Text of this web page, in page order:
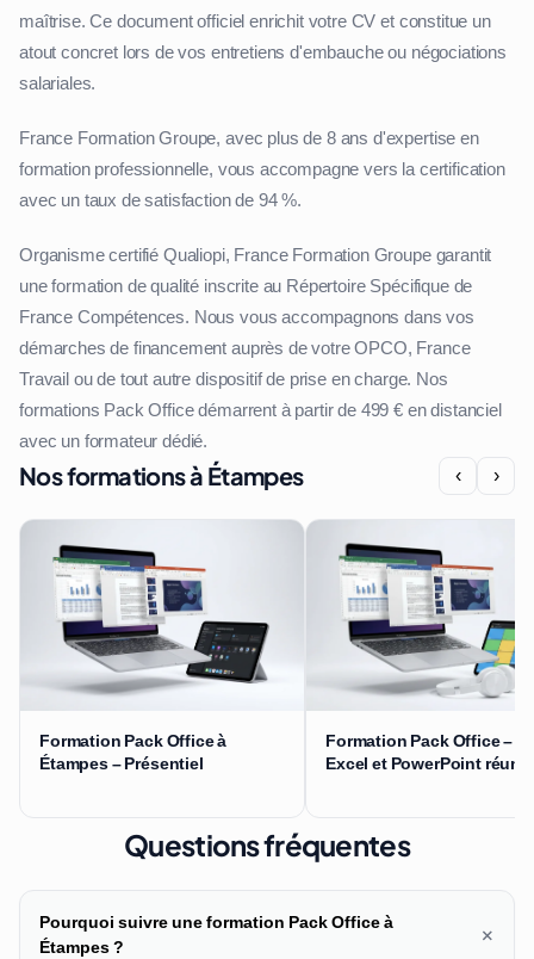
maîtrise. Ce document officiel enrichit votre CV et constitue un
atout concret lors de vos entretiens d'embauche ou négociations
salariales.
France Formation Groupe, avec plus de 8 ans d'expertise en
formation professionnelle, vous accompagne vers la certification
avec un taux de satisfaction de 94 %.
Organisme certifié Qualiopi, France Formation Groupe garantit
une formation de qualité inscrite au Répertoire Spécifique de
France Compétences. Nous vous accompagnons dans vos
démarches de financement auprès de votre OPCO, France
Travail ou de tout autre dispositif de prise en charge. Nos
formations Pack Office démarrent à partir de 499 € en distanciel
avec un formateur dédié.
Nos formations à Étampes ‹ ›
Formation Pack Office à
Étampes – Présentiel
Formation Pack Office –
Excel et PowerPoint réunis
Questions fréquentes
Pourquoi suivre une formation Pack Office à
Étampes ?
+